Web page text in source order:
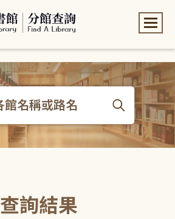
查詢結果